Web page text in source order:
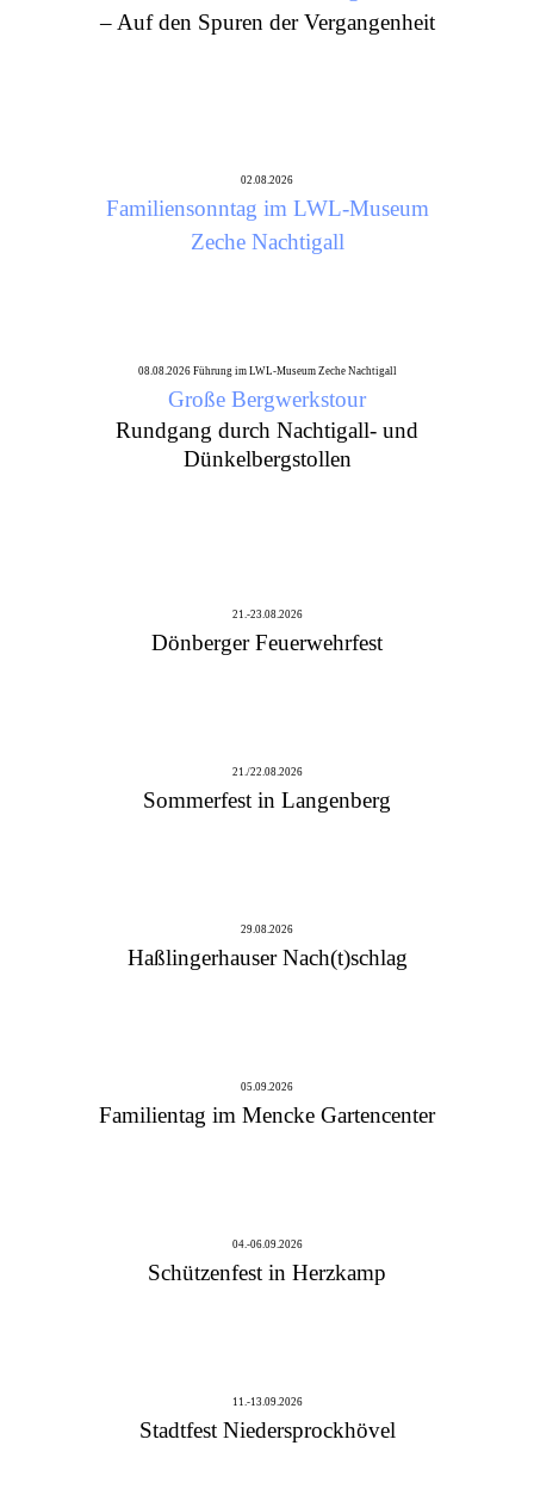
– Auf den Spuren der Vergangenheit
02.08.2026
Familiensonntag im LWL-Museum
Zeche Nachtigall
08.08.2026 Führung im LWL-Museum Zeche Nachtigall
Große Bergwerkstour
Rundgang durch Nachtigall- und
Dünkelbergstollen
21.-23.08.2026
Dönberger Feuerwehrfest
21./22.08.2026
Sommerfest in Langenberg
29.08.2026
Haßlingerhauser Nach(t)schlag
05.09.2026
Familientag im Mencke Gartencenter
04.-06.09.2026
Schützenfest in Herzkamp
11.-13.09.2026
Stadtfest Niedersprockhövel